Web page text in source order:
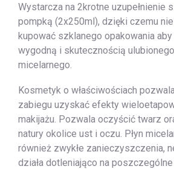
Wystarcza na 2krotne uzupełnienie
pompką (2x250ml), dzięki czemu
kupować szklanego opakowania
wygodną i skutecznością ulubionego
micelarnego.
Kosmetyk o właściwościach
zabiegu uzyskać efekty
makijażu. Pozwala oczyścić twarz
natury okolice ust i oczu. Płyn
również zwykłe zanieczyszczenia,
działa dotleniająco na poszczególne